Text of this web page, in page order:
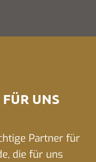
UNS
Partner für
die für uns